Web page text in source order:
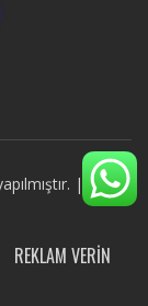
| Tüm
REKLAM VERIN